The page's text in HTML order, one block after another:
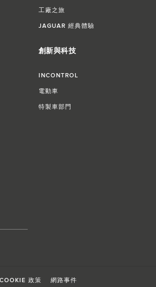
工廠之旅​
JAGUAR 經典體驗​
創新與科技
INCONTROL
電動車
特製車部門​
COOKIE 政策 網路事件